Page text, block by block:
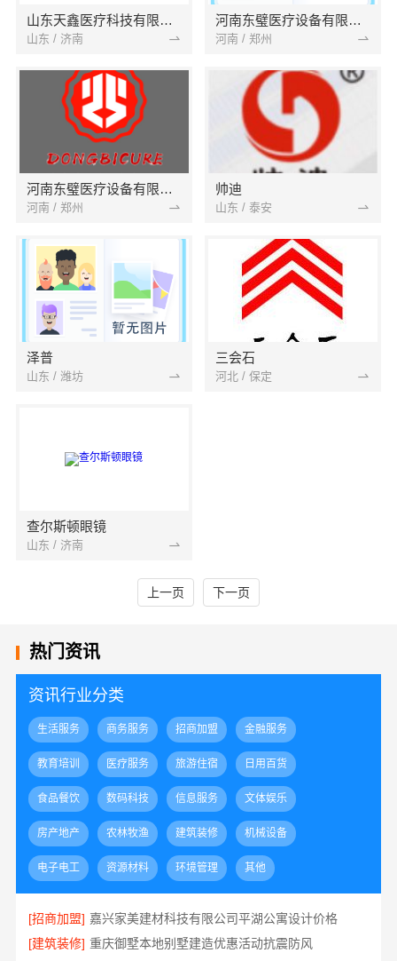
山东天鑫医疗科技有限公司
山东 / 济南
河南东璧医疗设备有限公司
河南 / 郑州
河南东璧医疗设备有限公司
河南 / 郑州
帅迪
山东 / 泰安
泽普
山东 / 潍坊
三会石
河北 / 保定
查尔斯顿眼镜
山东 / 济南
上一页 下一页
热门资讯
资讯行业分类
生活服务 商务服务 招商加盟 金融服务
教育培训 医疗服务 旅游住宿 日用百货
食品餐饮 数码科技 信息服务 文体娱乐
房产地产 农林牧渔 建筑装修 机械设备
电子电工 资源材料 环境管理 其他
[招商加盟] 嘉兴家美建材科技有限公司平湖公寓设计价格
[建筑装修] 重庆御墅本地别墅建造优惠活动抗震防风